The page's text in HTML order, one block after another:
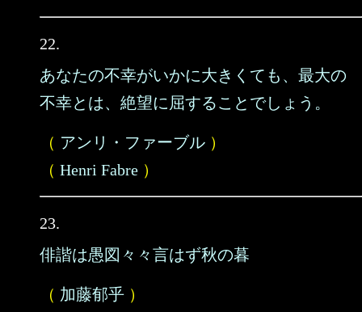
22.
あなたの不幸がいかに大きくても、最大の
不幸とは、絶望に屈することでしょう。
（ アンリ・ファーブル ）
（ Henri Fabre ）
23.
俳諧は愚図々々言はず秋の暮
（ 加藤郁乎 ）